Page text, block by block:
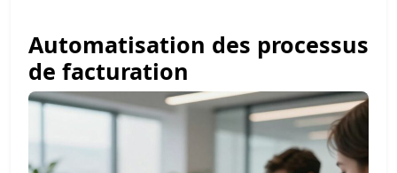
Automatisation des processus
de facturation